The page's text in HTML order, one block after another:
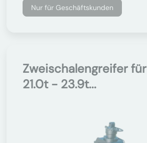
Nur für Geschäftskunden
Zweischalengreifer für
21.0t - 23.9t...